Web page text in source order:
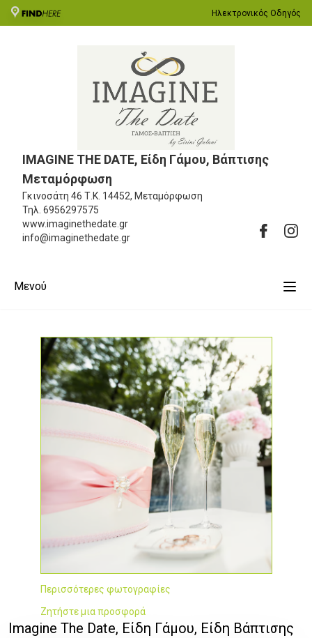
Ηλεκτρονικός Οδηγός
IMAGINE THE DATE, Είδη Γάμου, Βάπτισης
Μεταμόρφωση
Γκινοσάτη 46 Τ.Κ. 14452, Μεταμόρφωση
Τηλ. 6956297575
www.imaginethedate.gr
info@imaginethedate.gr
Μενού
Περισσότερες φωτογραφίες
Ζητήστε μια προσφορά
Imagine The Date, Είδη Γάμου, Είδη Βάπτισης